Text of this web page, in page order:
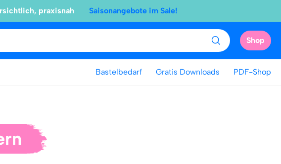
praxisnah Saisonangebote im Sale!
Shop
Bastelbedarf Gratis Downloads PDF-Shop